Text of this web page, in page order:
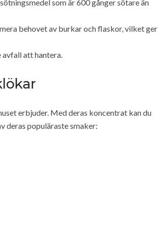
som är 600 gånger sötare än
behovet av burkar och flaskor, vilket ger
avfall att hantera.
erbjuder. Med deras koncentrat kan du
deras populäraste smaker: